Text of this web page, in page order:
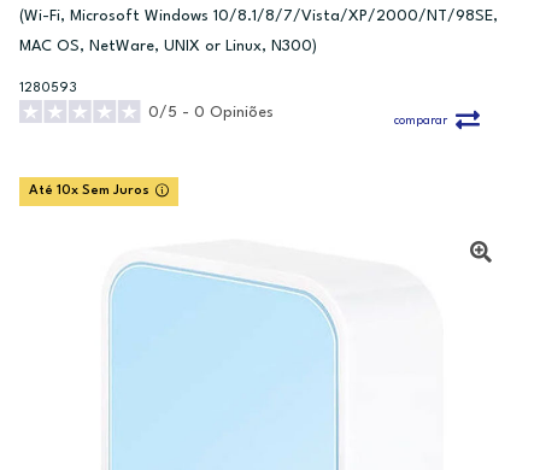
(Wi-Fi, Microsoft Windows 10/8.1/8/7/Vista/XP/2000/NT/98SE,
MAC OS, NetWare, UNIX or Linux, N300)
1280593
0/5 - 0 Opiniões
comparar
Até 10x Sem Juros